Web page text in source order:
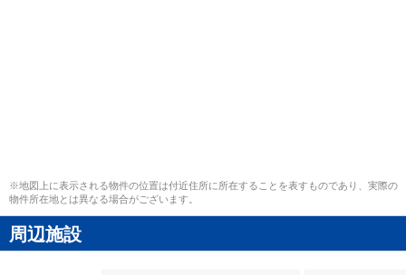
※地図上に表示される物件の位置は付近住所に所在することを表すものであり、実際の
物件所在地とは異なる場合がございます。
周辺施設